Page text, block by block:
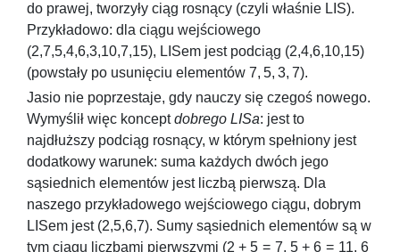
do prawej, tworzyły ciąg rosnący (czyli właśnie LIS).
Przykładowo: dla ciągu wejściowego
(2,7,5,4,6,3,10,7,15), LISem jest podciąg (2,4,6,10,15)
(powstały po usunięciu elementów 7, 5, 3, 7).
Jasio nie poprzestaje, gdy nauczy się czegoś nowego.
Wymyślił więc konceptdobrego LISa: jest to
najdłuższy podciąg rosnący, w którym spełniony jest
dodatkowy warunek: suma każdych dwóch jego
sąsiednich elementów jest liczbą pierwszą. Dla
naszego przykładowego wejściowego ciągu, dobrym
LISem jest (2,5,6,7). Sumy sąsiednich elementów są w
tym ciągu liczbami pierwszymi (2 + 5 = 7, 5 + 6 = 11, 6